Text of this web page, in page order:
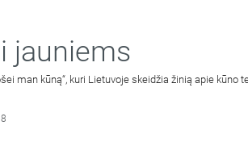
jauniems
man kūną“, kuri Lietuvoje skeidžia žinią apie kūno